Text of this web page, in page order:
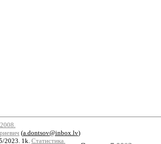
(a.dontsov@inbox.lv)
2023. 1k. Статистика.